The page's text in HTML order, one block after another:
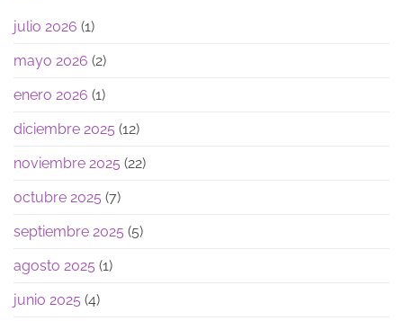
julio 2026 (1)
mayo 2026 (2)
enero 2026 (1)
diciembre 2025 (12)
noviembre 2025 (22)
octubre 2025 (7)
septiembre 2025 (5)
agosto 2025 (1)
junio 2025 (4)